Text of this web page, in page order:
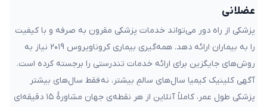
عضلانی
پزشکی از راه دور می‌تواند خدمات پزشکی مقرون به صرفه و با کیفیت
را به بیماران ارائه دهد. همه‌گیری بیماری کروناویروس ۲۰۱۹ نیاز به
روش‌های جایگزین برای ارائه خدمات تندرستی را برجسته کرده است.
آگهی کلینیک کیمیا سال‌های سالمِ بیشتر، نه فقط سال‌های بیشتر
پزشکی طول عمر، کاملاً آنلاین از هر نقطه‌ی جهان مشاورهٔ ۱۵ دقیقه‌ای